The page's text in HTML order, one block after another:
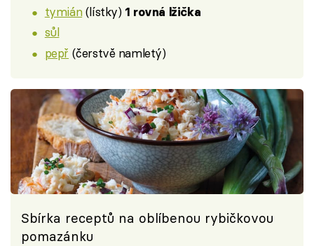
tymián(lístky) 1 rovná lžička
sůl
pepř (čerstvě namletý)
Sbírka receptů na oblíbenou rybičkovou
pomazánku